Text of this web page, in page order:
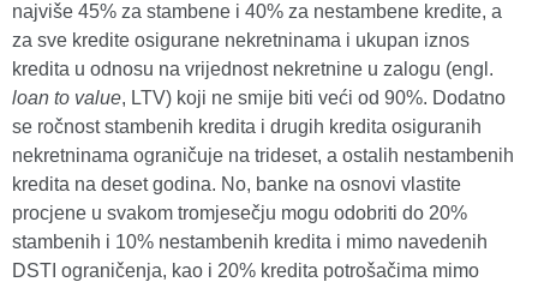
najviše 45% za stambene i 40% za nestambene kredite, a
za sve kredite osigurane nekretninama i ukupan iznos
kredita u odnosu na vrijednost nekretnine u zalogu (engl.
loan to value, LTV) koji ne smije biti veći od 90%. Dodatno
se ročnost stambenih kredita i drugih kredita osiguranih
nekretninama ograničuje na trideset, a ostalih nestambenih
kredita na deset godina. No, banke na osnovi vlastite
procjene u svakom tromjesečju mogu odobriti do 20%
stambenih i 10% nestambenih kredita i mimo navedenih
DSTI ograničenja, kao i 20% kredita potrošačima mimo